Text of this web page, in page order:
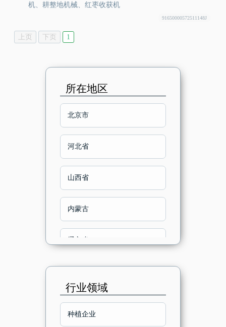
91650000572511148J
机、耕整地机械、红枣收获机
上页 下页 1
所在地区
北京市
河北省
山西省
内蒙古
辽宁省
黑龙江
行业领域
种植企业